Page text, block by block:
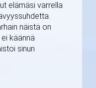
elämäsi varrella
näistä on
käännä
sinun